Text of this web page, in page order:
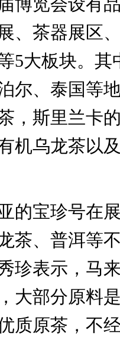
览会设有品
、茶器展区
5大板块。其
尔、泰国等
，斯里兰卡
机乌龙茶以
宝珍号在展
茶、普洱等
珍表示，马
大部分原料
质原茶，不